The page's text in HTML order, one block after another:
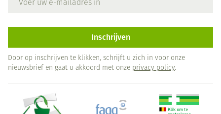
Inschrijven
Door op inschrijven te klikken, schrijft u zich in voor onze
nieuwsbrief en gaat u akkoord met onze privacy policy.